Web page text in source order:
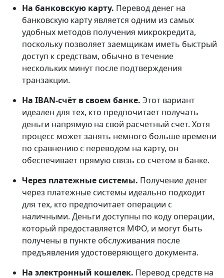
На банковскую карту. Перевод денег на
банковскую карту является одним из самых
удобных методов получения микрокредита,
поскольку позволяет заемщикам иметь быстрый
доступ к средствам, обычно в течение
нескольких минут после подтверждения
транзакции.
На IBAN-счёт в своем банке. Этот вариант
идеален для тех, кто предпочитает получать
деньги напрямую на свой расчетный счет. Хотя
процесс может занять немного больше времени
по сравнению с переводом на карту, он
обеспечивает прямую связь со счетом в банке.
Через платежные системы. Получение денег
через платежные системы идеально подходит
для тех, кто предпочитает операции с
наличными. Деньги доступны по коду операции,
который предоставляется МФО, и могут быть
получены в пункте обслуживания после
предъявления удостоверяющего документа.
На электронный кошелек. Перевод средств на